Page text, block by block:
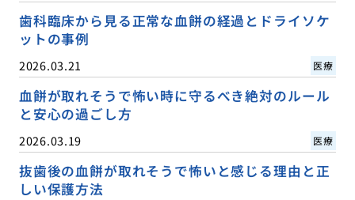
歯科臨床から見る正常な血餅の経過とドライソケ
ットの事例
2026.03.21 医療
血餅が取れそうで怖い時に守るべき絶対のルール
と安心の過ごし方
2026.03.19 医療
抜歯後の血餅が取れそうで怖いと感じる理由と正
しい保護方法